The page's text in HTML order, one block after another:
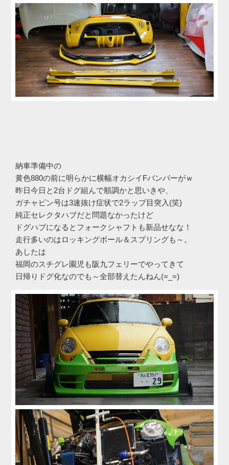
納車準備中の
黄色880の前に明らかに横幅オカシイFバンパーがｗ
昨日今日と2台ドグ組んで順調かと思いきや、
ガチャピン号は3速抜け症状で2ラップ目突入(笑)
純正セレクタハブだと問題なかったけど
ドグハブになるとフォークシャフトも新品せなな！
走行多いのはロッキングボール＆スプリングも～。
あしたは
福岡のスチグレ園児も阪九フェリーでやってきて
日帰りドグ化なのでも～全部替えたんねん(=_=)